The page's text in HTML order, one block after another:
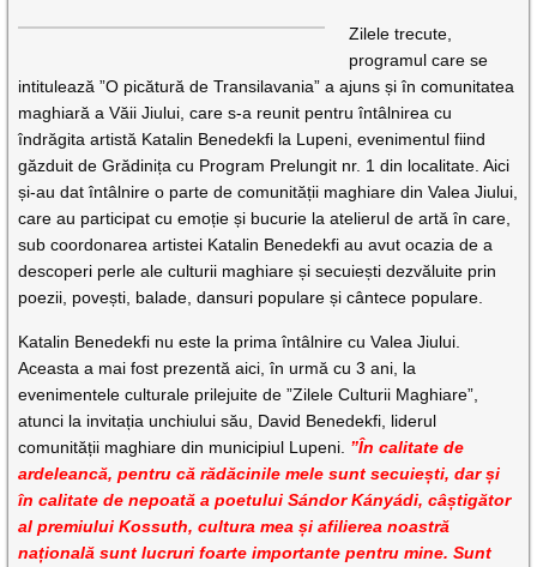
Zilele trecute,
programul care se
intitulează ”O picătură de Transilavania” a ajuns și în comunitatea
maghiară a Văii Jiului, care s-a reunit pentru întâlnirea cu
îndrăgita artistă Katalin Benedekfi la Lupeni, evenimentul fiind
găzduit de Grădinița cu Program Prelungit nr. 1 din localitate. Aici
și-au dat întâlnire o parte de comunității maghiare din Valea Jiului,
care au participat cu emoție și bucurie la atelierul de artă în care,
sub coordonarea artistei Katalin Benedekfi au avut ocazia de a
descoperi perle ale culturii maghiare și secuiești dezvăluite prin
poezii, povești, balade, dansuri populare și cântece populare.
Katalin Benedekfi nu este la prima întâlnire cu Valea Jiului.
Aceasta a mai fost prezentă aici, în urmă cu 3 ani, la
evenimentele culturale prilejuite de ”Zilele Culturii Maghiare”,
atunci la invitația unchiului său, David Benedekfi, liderul
comunității maghiare din municipiul Lupeni. ”În calitate de
ardeleancă, pentru că rădăcinile mele sunt secuiești, dar și
în calitate de nepoată a poetului Sándor Kányádi, câștigător
al premiului Kossuth, cultura mea și afilierea noastră
națională sunt lucruri foarte importante pentru mine. Sunt